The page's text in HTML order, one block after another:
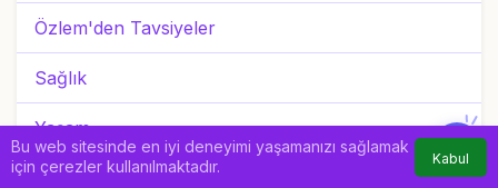
Özlem'den Tavsiyeler
Sağlık
Yaşam
Bu web sitesinde en iyi deneyimi yaşamanızı sağlamak
için çerezler kullanılmaktadır.
Kabul